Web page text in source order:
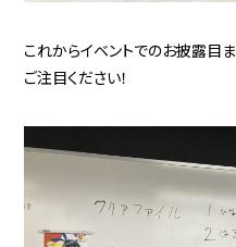
これからイベントでのお披露目
ご注目ください！